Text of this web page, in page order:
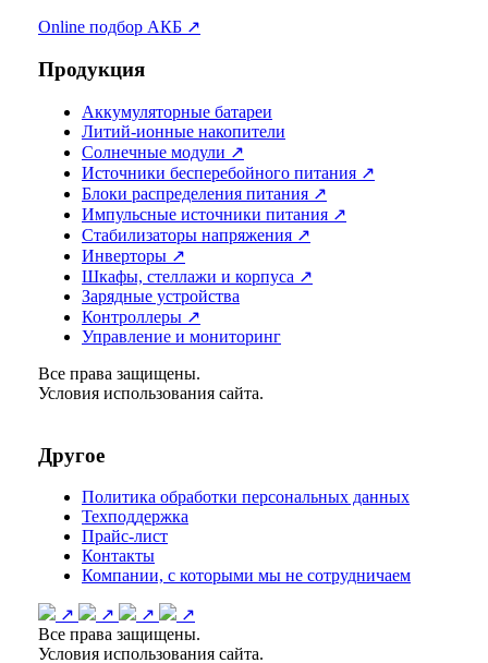
Online подбор АКБ ↗
Продукция
Аккумуляторные батареи
Литий-ионные накопители
Солнечные модули ↗
Источники бесперебойного питания ↗
Блоки распределения питания ↗
Импульсные источники питания ↗
Стабилизаторы напряжения ↗
Инверторы ↗
Шкафы, стеллажи и корпуса ↗
Зарядные устройства
Контроллеры ↗
Управление и мониторинг
Все права защищены.
Условия использования сайта.
Другое
Политика обработки персональных данных
Техподдержка
Прайс-лист
Контакты
Компании, с которыми мы не сотрудничаем
↗ ↗ ↗
↗
Все права защищены.
Условия использования сайта.